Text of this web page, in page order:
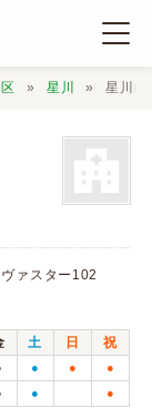
星川 星川レ
ァスター102
土 日
祝
● ● ●
● ●